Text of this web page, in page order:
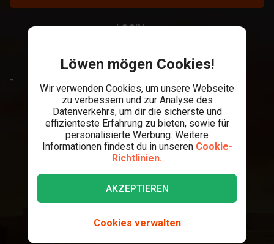
LOGIN
-
Löwen mögen Cookies!
Wir verwenden Cookies, um unsere Webseite
zu verbessern und zur Analyse des
Datenverkehrs, um dir die sicherste und
effizienteste Erfahrung zu bieten, sowie für
personalisierte Werbung. Weitere
Informationen findest du in unseren Cookie-
Richtlinien.
AKZEPTIEREN
Cookies verwalten